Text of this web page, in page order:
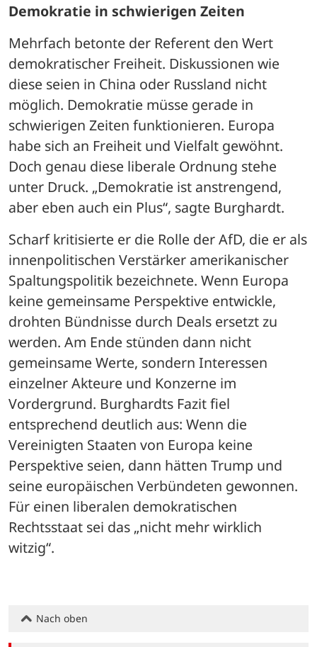
Demokratie in schwierigen Zeiten
Mehrfach betonte der Referent den Wert
demokratischer Freiheit. Diskussionen wie
diese seien in China oder Russland nicht
möglich. Demokratie müsse gerade in
schwierigen Zeiten funktionieren. Europa
habe sich an Freiheit und Vielfalt gewöhnt.
Doch genau diese liberale Ordnung stehe
unter Druck. „Demokratie ist anstrengend,
aber eben auch ein Plus“, sagte Burghardt.
Scharf kritisierte er die Rolle der AfD, die er als
innenpolitischen Verstärker amerikanischer
Spaltungspolitik bezeichnete. Wenn Europa
keine gemeinsame Perspektive entwickle,
drohten Bündnisse durch Deals ersetzt zu
werden. Am Ende stünden dann nicht
gemeinsame Werte, sondern Interessen
einzelner Akteure und Konzerne im
Vordergrund. Burghardts Fazit fiel
entsprechend deutlich aus: Wenn die
Vereinigten Staaten von Europa keine
Perspektive seien, dann hätten Trump und
seine europäischen Verbündeten gewonnen.
Für einen liberalen demokratischen
Rechtsstaat sei das „nicht mehr wirklich
witzig“.
Nach oben